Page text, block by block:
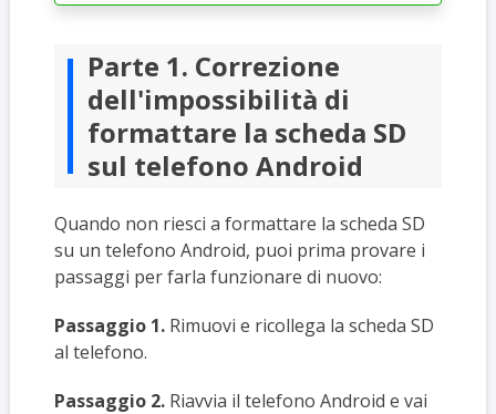
Parte 1. Correzione
dell'impossibilità di
formattare la scheda SD
sul telefono Android
Quando non riesci a formattare la scheda SD
su un telefono Android, puoi prima provare i
passaggi per farla funzionare di nuovo:
Passaggio 1.Rimuovi e ricollega la scheda SD
al telefono.
Passaggio 2.Riavvia il telefono Android e vai